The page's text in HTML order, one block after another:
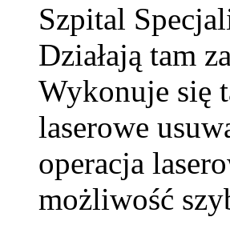
Szpital
Działają tam
Wykonuje się
laserowe
operacja
możliwość